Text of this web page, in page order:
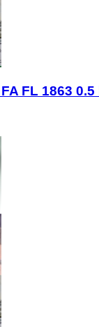
FL 1863 0.5